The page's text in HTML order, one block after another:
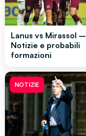
Lanus vs Mirassol –
Notizie e probabili
formazioni
NOTIZIE